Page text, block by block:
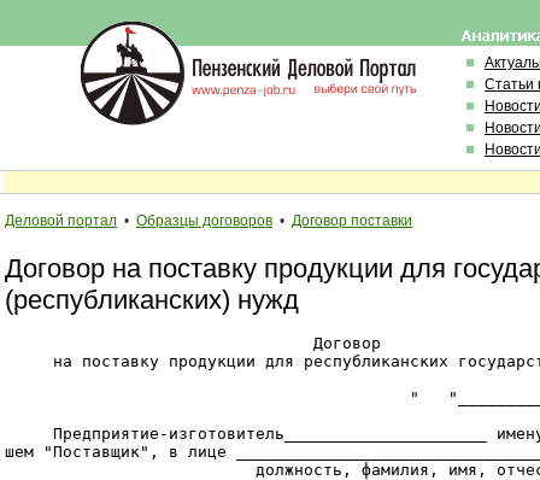
Статьи
Деловой портал • Образцы договоров • Договор поставки
Договор на поставку продукции для
(республиканских) нужд
                                Договор
на поставку продукции для республиканских
"
Предприятие-изготовитель_____________________
шем "Поставщик", в лице
должность, фамилия, имя,